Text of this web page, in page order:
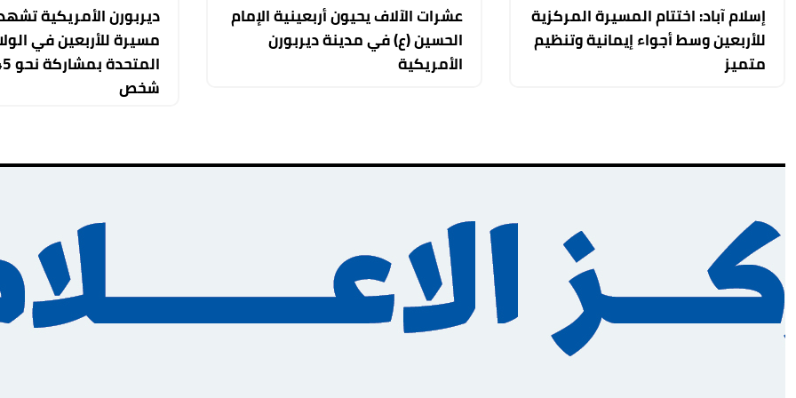
إسلام آباد: اختتام المسيرة المركزية
للأربعين وسط أجواء إيمانية وتنظيم
متميز
عشرات الآلاف يحيون أربعينية الإمام
الحسين (ع) في مدينة ديربورن
الأمريكية
ديربورن الأمريكية
مسيرة للأربعين في
شخص